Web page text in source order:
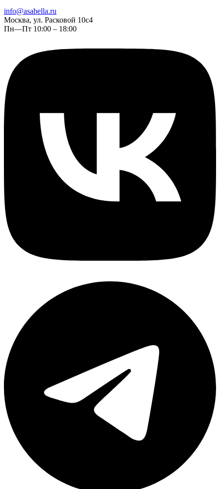
info@asabella.ru
Москва, ул. Расковой 10с4
Пн—Пт 10:00 – 18:00